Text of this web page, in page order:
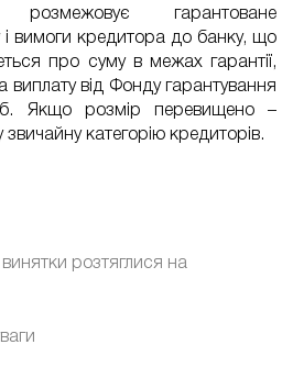
розмежовує гарантоване
і вимоги кредитора до банку, що
про суму в межах гарантії,
від Фонду гарантування
Якщо розмір перевищено –
категорію кредиторів.
винятки розтяглися на